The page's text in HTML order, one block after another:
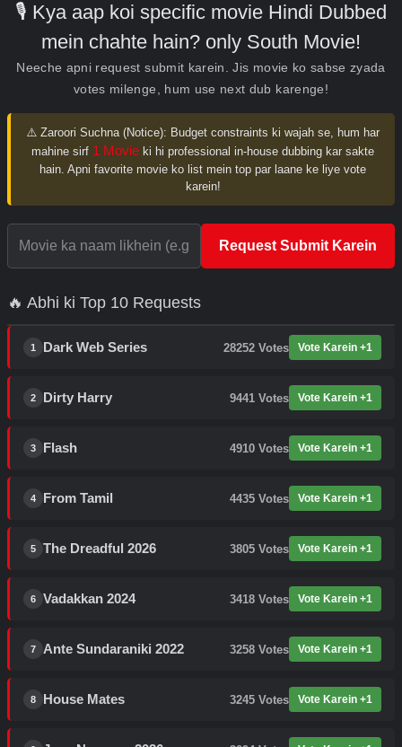
🎙️ Kya aap koi specific movie Hindi Dubbed
mein chahte hain? only South Movie!
Neeche apni request submit karein. Jis movie ko sabse zyada
votes milenge, hum use next dub karenge!
⚠️ Zaroori Suchna (Notice): Budget constraints ki wajah se, hum har
mahine sirf 1 Movie ki hi professional in-house dubbing kar sakte
hain. Apni favorite movie ko list mein top par laane ke liye vote
karein!
Request Submit Karein
🔥 Abhi ki Top 10 Requests
1 Dark Web Series 28252 Votes Vote Karein +1
2 Dirty Harry 9441 Votes Vote Karein +1
3 Flash 4910 Votes Vote Karein +1
4 From Tamil 4435 Votes Vote Karein +1
5 The Dreadful 2026 3805 Votes Vote Karein +1
6 Vadakkan 2024 3418 Votes Vote Karein +1
7 Ante Sundaraniki 2022 3258 Votes Vote Karein +1
8 House Mates 3245 Votes Vote Karein +1